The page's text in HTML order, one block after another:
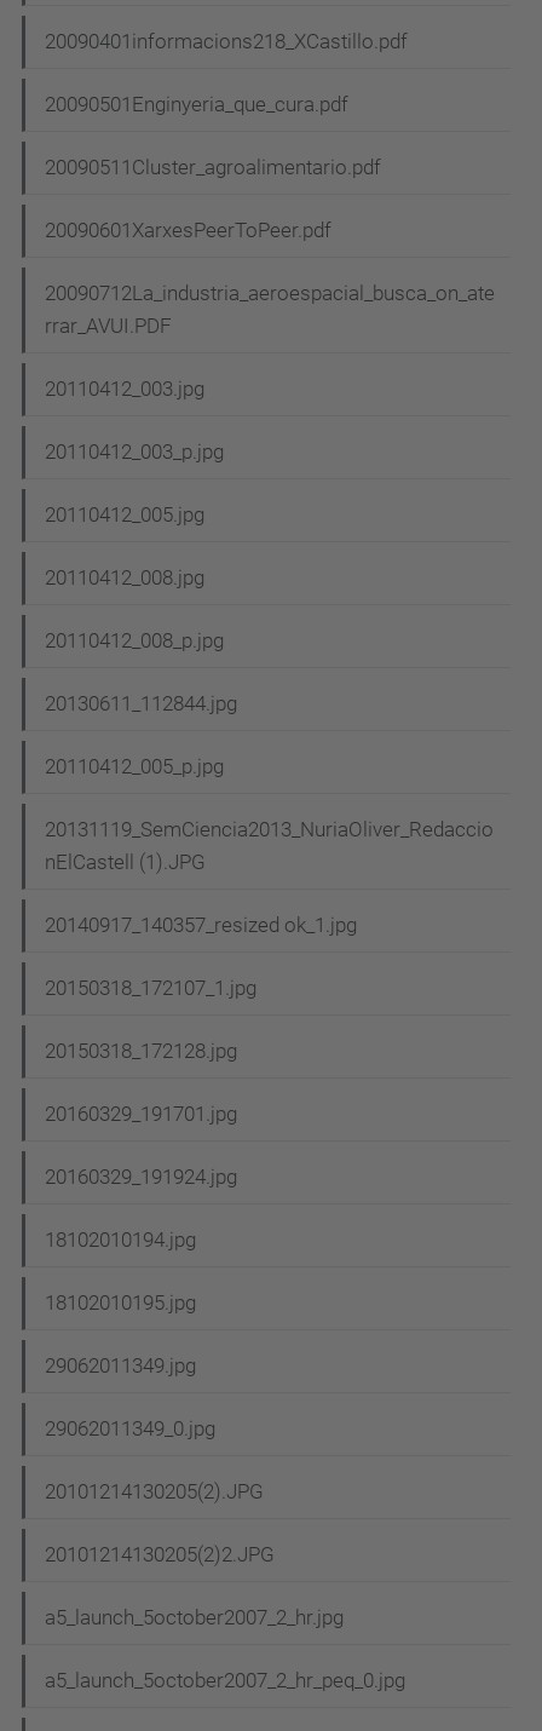
20090401informacions218_XCastillo.pdf
20090501Enginyeria_que_cura.pdf
20090511Cluster_agroalimentario.pdf
20090601XarxesPeerToPeer.pdf
20090712La_industria_aeroespacial_busca_on_ate
rrar_AVUI.PDF
20110412_003.jpg
20110412_003_p.jpg
20110412_005.jpg
20110412_008.jpg
20110412_008_p.jpg
20130611_112844.jpg
20110412_005_p.jpg
20131119_SemCiencia2013_NuriaOliver_Redaccio
nElCastell (1).JPG
20140917_140357_resized ok_1.jpg
20150318_172107_1.jpg
20150318_172128.jpg
20160329_191701.jpg
20160329_191924.jpg
18102010194.jpg
18102010195.jpg
29062011349.jpg
29062011349_0.jpg
20101214130205(2).JPG
20101214130205(2)2.JPG
a5_launch_5october2007_2_hr.jpg
a5_launch_5october2007_2_hr_peq_0.jpg